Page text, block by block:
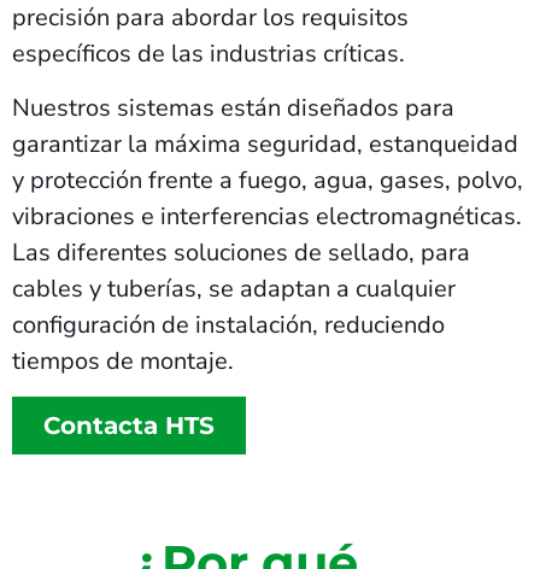
precisión para abordar los requisitos
específicos de las industrias críticas.
Nuestros sistemas están diseñados para
garantizar la máxima seguridad, estanqueidad
y protección frente a fuego, agua, gases, polvo,
vibraciones e interferencias electromagnéticas.
Las diferentes soluciones de sellado, para
cables y tuberías, se adaptan a cualquier
configuración de instalación, reduciendo
tiempos de montaje.
Contacta HTS